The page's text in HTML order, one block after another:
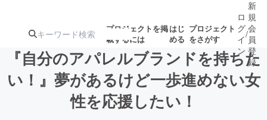
プロジェクトを掲
載するには
はじ
める
プロジェクト
をさがす
注目のリ 注目の新着プロ
ジェクト
募集終了が近いプ
ロ
グ
イ
ン
/
新
規
会
員
登
録
『自分のアパレルブランドを持ちた
い！』夢があるけど一歩進めない女
性を応援したい！